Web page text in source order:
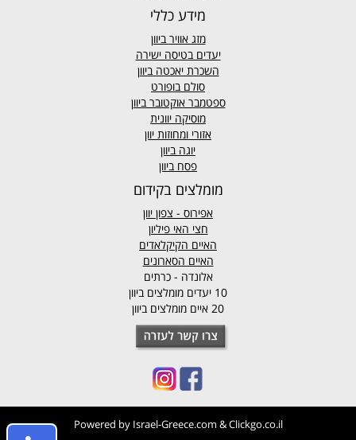
מידע כללי
מזג אוויר ביוון
יעדים בטיסה ישירה
השכרת יאכטה ביוון
סולם בופורט
ספטמבר אוקטובר ביוון
מוסיקה יוונית
אזורי ומחוזות יוון
יוגה ביוון
פסח ביוון
מומלצים בקידום
אפירוס - צפון יוון
חצי האי פיליון
האיים הקיקלאדים
האיים הסארונים
אלונדה - כרתים
10 יעדים מומלצים ביוון
20 איים מומלצים ביוון
Powered by Israel-Greece.com &Clickgo.co.il